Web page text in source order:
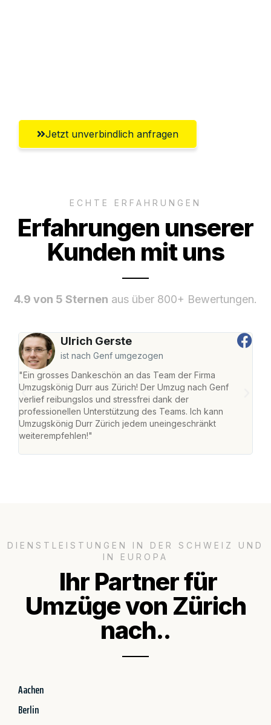
Jetzt unverbindlich anfragen
ECHTE ERFAHRUNGEN
Erfahrungen unserer
Kunden mit uns
4.9 von 5 Sternen aus über 800+ Bewertungen.
Ulrich Gerste
ist nach Genf umgezogen
"Ein grosses Dankeschön an das Team der Firma
Umzugskönig Durr aus Zürich! Der Umzug nach Genf
verlief reibungslos und stressfrei dank der
professionellen Unterstützung des Teams. Ich kann
Umzugskönig Durr Zürich jedem uneingeschränkt
weiterempfehlen!"
DIENSTLEISTUNGEN IN DER SCHWEIZ UND
IN EUROPA
Ihr Partner für
Umzüge von Zürich
nach..
Aachen
Berlin